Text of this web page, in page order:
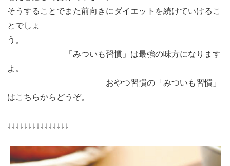
そうすることでまた前向きにダイエットを続けていけるこ
とでしょ
う。
「みついも習慣」は最強の味方になります
よ。
おやつ習慣の「みついも習慣」
はこちらからどうぞ。
↓↓↓↓↓↓↓↓↓↓↓↓↓↓↓